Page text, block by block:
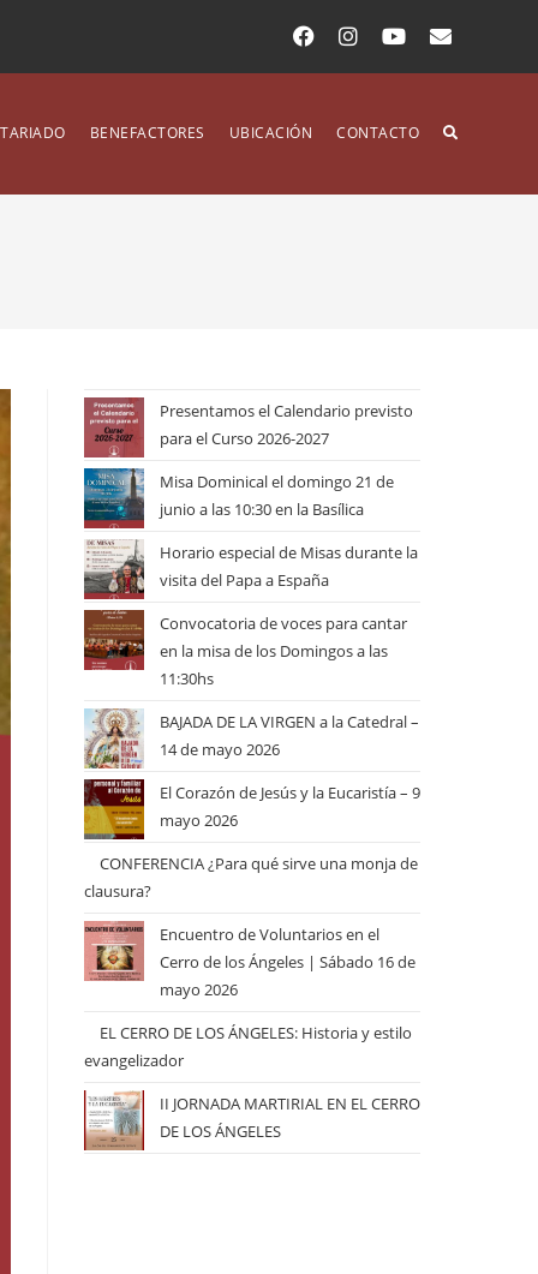
BENEFACTORES UBICACIÓN CONTACTO
Presentamos el Calendario previsto
para el Curso 2026-2027
Misa Dominical el domingo 21 de
junio a las 10:30 en la Basílica
Horario especial de Misas durante la
visita del Papa a España
Convocatoria de voces para cantar
en la misa de los Domingos a las
11:30hs
BAJADA DE LA VIRGEN a la Catedral –
14 de mayo 2026
El Corazón de Jesús y la Eucaristía – 9
mayo 2026
CONFERENCIA ¿Para qué sirve una monja de
clausura?
Encuentro de Voluntarios en el
Cerro de los Ángeles | Sábado 16 de
mayo 2026
EL CERRO DE LOS ÁNGELES: Historia y estilo
evangelizador
II JORNADA MARTIRIAL EN EL CERRO
DE LOS ÁNGELES